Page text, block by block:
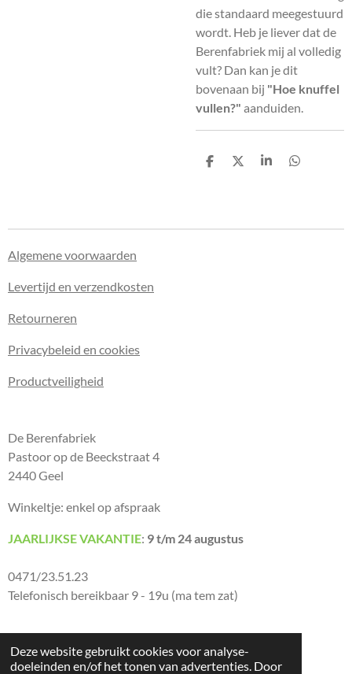
Deze website gebruikt cookies voor analyse-
doeleinden en/of het tonen van advertenties. Door
die standaard meegestuurd
wordt. Heb je liever dat de
Berenfabriek mij al volledig
vult? Dan kan je dit
bovenaan bij "Hoe knuffel
vullen?" aanduiden.
D
D
S
D
Algemene voorwaarden
Levertijd en verzendkosten
Retourneren
Privacybeleid en cookies
Productveiligheid
De Berenfabriek
Pastoor op de Beeckstraat 4
2440 Geel
Winkeltje: enkel op afspraak
JAARLIJKSE VAKANTIE: 9 t/m 24 augustus
0471/23.51.23
Telefonisch bereikbaar 9 - 19u (ma tem zat)
© 2026 De Berenfabriek